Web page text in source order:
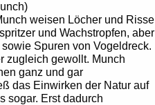
weisen Löcher und Risse
und Wachstropfen, aber
Spuren von Vogeldreck.
zugleich gewollt. Munch
ganz und gar
das Einwirken der Natur auf
sogar. Erst dadurch